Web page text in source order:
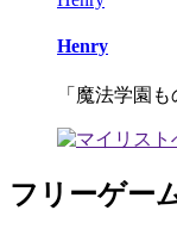
Henry
「魔法学園も
フリーゲー